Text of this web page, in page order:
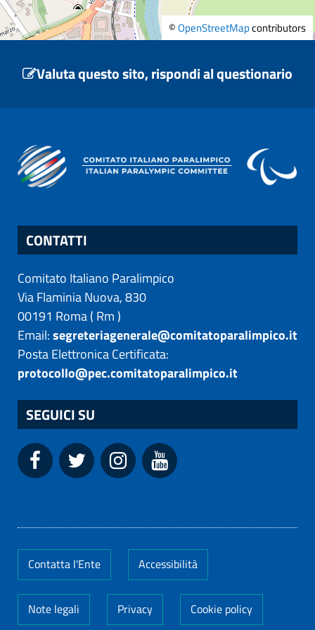
©OpenStreetMapcontributors
Valuta questo sito, rispondi al questionario
CONTATTI
Comitato Italiano Paralimpico
Via Flaminia Nuova, 830
00191 Roma( Rm)
Email:segreteriagenerale@comitatoparalimpico.it
Posta Elettronica Certificata:
protocollo@pec.comitatoparalimpico.it
SEGUICI SU
Contatta l'Ente Accessibilità
Note legali Privacy Cookie policy